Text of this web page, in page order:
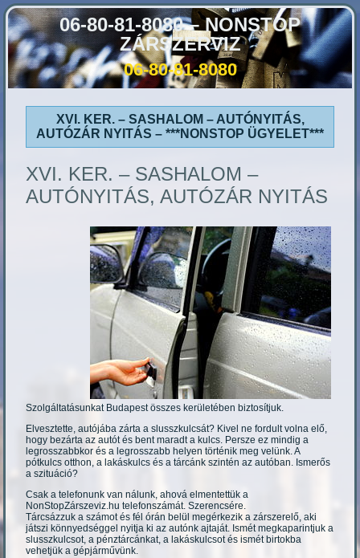
06-80-81-8080 – NONSTOP
ZÁRSZERVIZ
06-80-81-8080
XVI. KER. – SASHALOM – AUTÓNYITÁS,
AUTÓZÁR NYITÁS – ***NONSTOP ÜGYELET***
XVI. KER. – SASHALOM –
AUTÓNYITÁS, AUTÓZÁR NYITÁS
Szolgáltatásunkat Budapest összes kerületében biztosítjuk.
Elvesztette, autójába zárta a slusszkulcsát? Kivel ne fordult volna elő,
hogy bezárta az autót és bent maradt a kulcs. Persze ez mindig a
legrosszabbkor és a legrosszabb helyen történik meg velünk. A
pótkulcs otthon, a lakáskulcs és a tárcánk szintén az autóban. Ismerős
a szituáció?
Csak a telefonunk van nálunk, ahová elmentettük a
NonStopZárszeviz.hu telefonszámát. Szerencsére.
Tárcsázzuk a számot és fél órán belül megérkezik a zárszerelő, aki
játszi könnyedséggel nyitja ki az autónk ajtaját. Ismét megkaparintjuk a
slusszkulcsot, a pénztárcánkat, a lakáskulcsot és ismét birtokba
vehetjük a gépjárművünk.